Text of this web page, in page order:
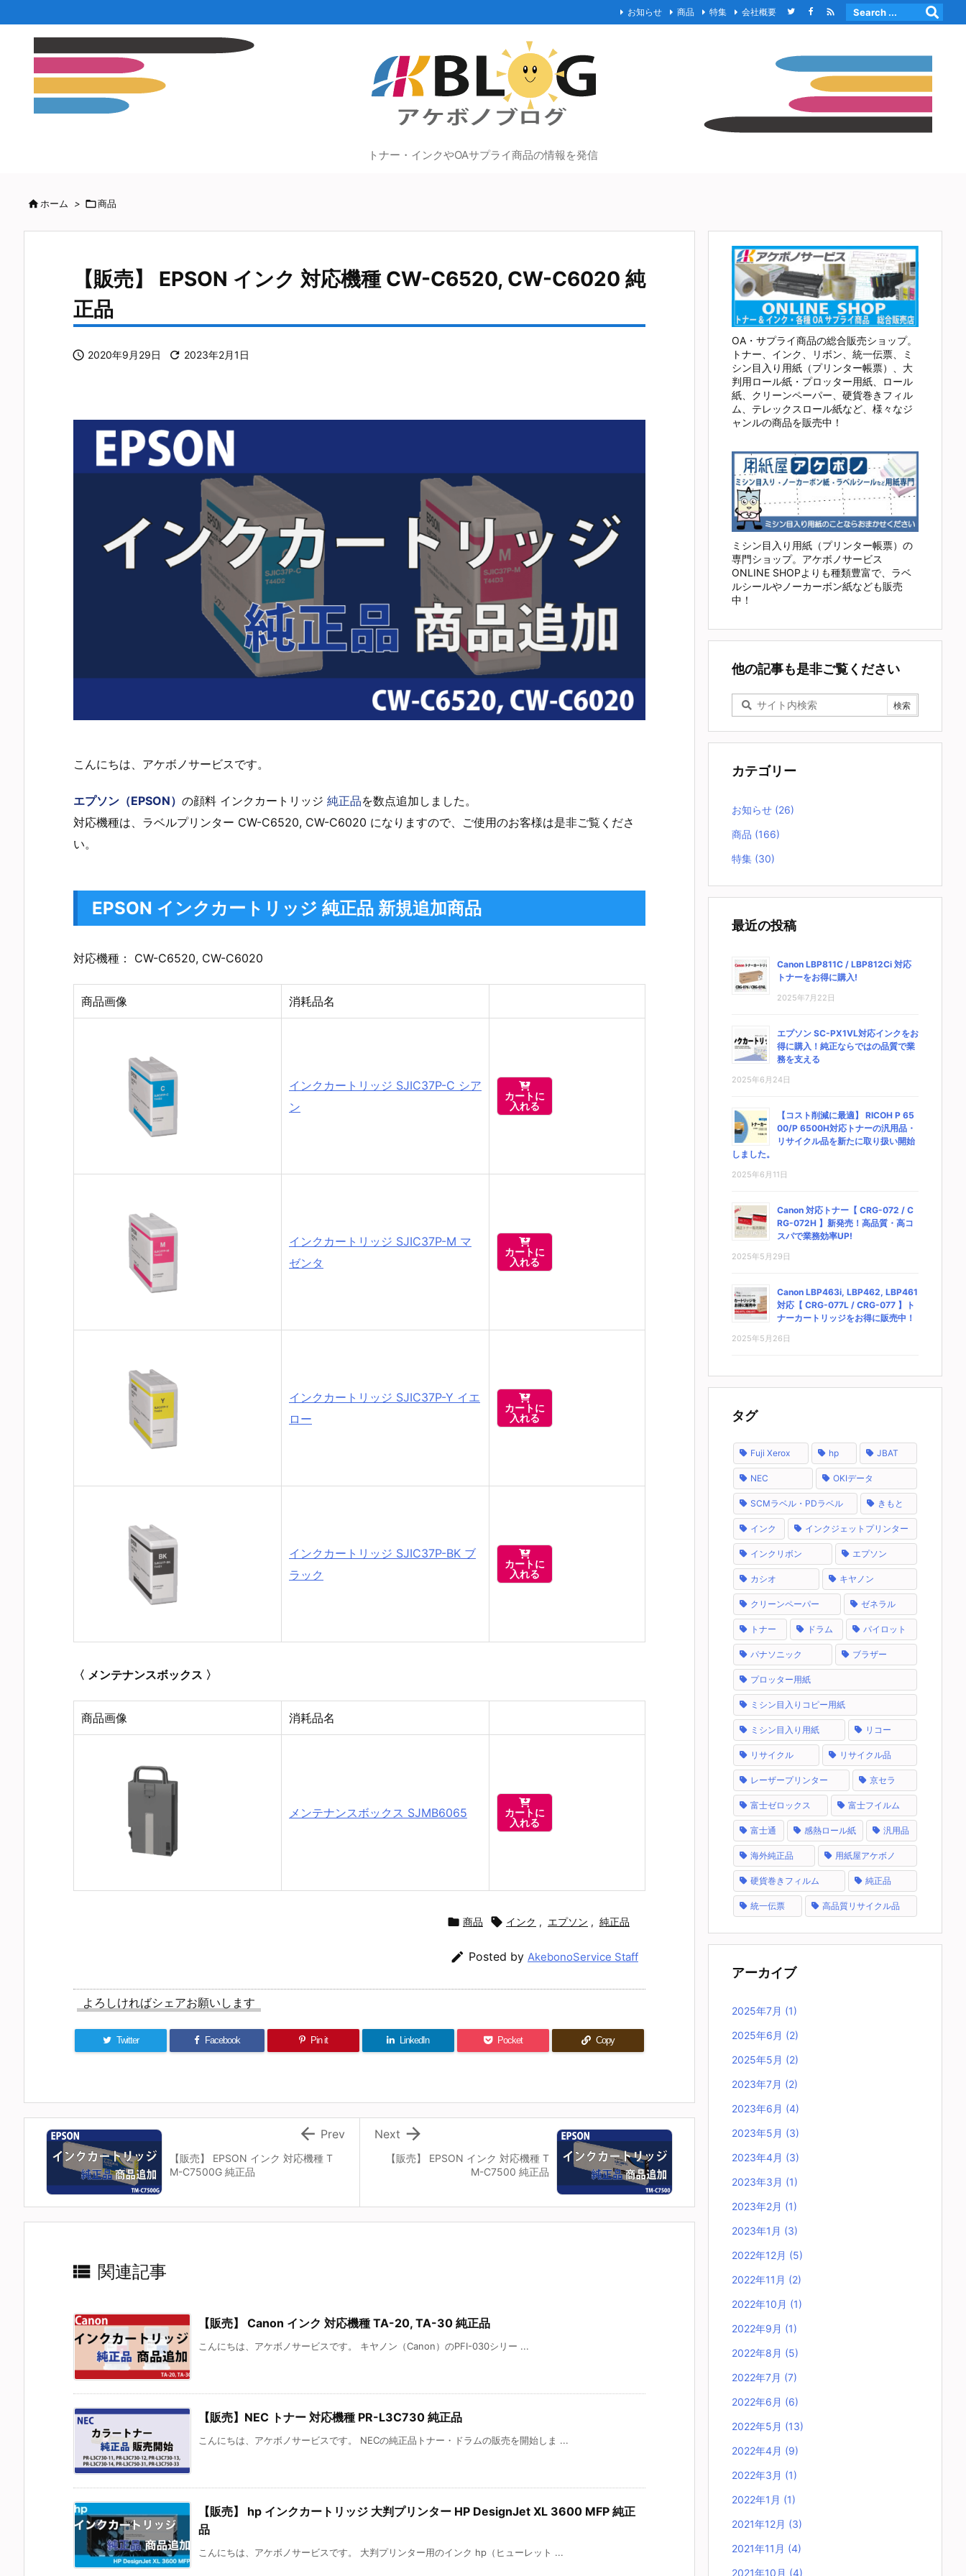
お知らせ 商品 特集 会社概要 
トナー・インクやOAサプライ商品の情報を発信
ホーム > 商品
【販売】 EPSON インク 対応機種 CW-C6520, CW-C6020 純
正品
 2020年9月29日  2023年2月1日
こんにちは、アケボノサービスです。
エプソン（EPSON） の顔料 インクカートリッジ 純正品を数点追加しました。
対応機種は、ラベルプリンター CW-C6520, CW-C6020 になりますので、ご使用のお客様は是非ご覧くださ
い。
EPSON インクカートリッジ 純正品 新規追加商品
対応機種： CW-C6520, CW-C6020
商品画像 消耗品名
インクカートリッジ SJIC37P-C シア
ン

カートに
入れる
インクカートリッジ SJIC37P-M マ
ゼンタ

カートに
入れる
インクカートリッジ SJIC37P-Y イエ
ロー

カートに
入れる
インクカートリッジ SJIC37P-BK ブ
ラック

カートに
入れる
〈 メンテナンスボックス 〉
商品画像 消耗品名
メンテナンスボックス SJMB6065

カートに
入れる
 商品  インク , エプソン , 純正品
 Posted by AkebonoService Staff
よろしければシェアお願いします
Twitter Facebook Pin it LinkedIn Pocket Copy
【販売】 EPSON インク 対応機種 T
M-C7500 純正品

Next
【販売】 EPSON インク 対応機種 T
M-C7500G 純正品
 Prev
 関連記事
【販売】 Canon インク 対応機種 TA-20, TA-30 純正品
こんにちは、アケボノサービスです。 キヤノン（Canon）のPFI-030シリー ...
【販売】NEC トナー 対応機種 PR-L3C730 純正品
こんにちは、アケボノサービスです。 NECの純正品トナー・ドラムの販売を開始しま ...
【販売】 hp インクカートリッジ 大判プリンター HP DesignJet XL 3600 MFP 純正
品
こんにちは、アケボノサービスです。 大判プリンター用のインク hp（ヒューレット ...
OA・サプライ商品の総合販売ショップ。
トナー、インク、リボン、統一伝票、ミ
シン目入り用紙（プリンター帳票）、大
判用ロール紙・プロッター用紙、ロール
紙、クリーンペーパー、硬貨巻きフィル
ム、テレックスロール紙など、様々なジ
ャンルの商品を販売中！
ミシン目入り用紙（プリンター帳票）の
専門ショップ。アケボノサービス
ONLINE SHOPよりも種類豊富で、ラベ
ルシールやノーカーボン紙なども販売
中！
他の記事も是非ご覧ください
カテゴリー
お知らせ (26)
商品 (166)
特集 (30)
最近の投稿
Canon LBP811C / LBP812Ci 対応
トナーをお得に購入!
2025年7月22日
エプソン SC-PX1VL対応インクをお
得に購入！純正ならではの品質で業
務を支える
2025年6月24日
【コスト削減に最適】 RICOH P 65
00/P 6500H対応トナーの汎用品・
リサイクル品を新たに取り扱い開始
しました。
2025年6月11日
Canon 対応トナー【 CRG-072 / C
RG-072H 】新発売！高品質・高コ
スパで業務効率UP!
2025年5月29日
Canon LBP463i, LBP462, LBP461
対応【 CRG-077L / CRG-077 】ト
ナーカートリッジをお得に販売中！
2025年5月26日
タグ
Fuji Xerox hp JBAT
NEC OKIデータ
SCMラベル・PDラベル きもと
インク インクジェットプリンター
インクリボン エプソン
カシオ キヤノン
クリーンペーパー ゼネラル
トナー ドラム パイロット
パナソニック ブラザー
プロッター用紙
ミシン目入りコピー用紙
ミシン目入り用紙 リコー
リサイクル リサイクル品
レーザープリンター 京セラ
富士ゼロックス 富士フイルム
富士通 感熱ロール紙 汎用品
海外純正品 用紙屋アケボノ
硬貨巻きフィルム 純正品
統一伝票 高品質リサイクル品
アーカイブ
2025年7月 (1)
2025年6月 (2)
2025年5月 (2)
2023年7月 (2)
2023年6月 (4)
2023年5月 (3)
2023年4月 (3)
2023年3月 (1)
2023年2月 (1)
2023年1月 (3)
2022年12月 (5)
2022年11月 (2)
2022年10月 (1)
2022年9月 (1)
2022年8月 (5)
2022年7月 (7)
2022年6月 (6)
2022年5月 (13)
2022年4月 (9)
2022年3月 (1)
2022年1月 (1)
2021年12月 (3)
2021年11月 (4)
2021年10月 (4)